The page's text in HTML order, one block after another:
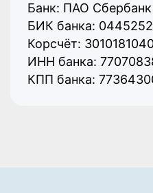
Банк: ПАО Сбербанк
БИК банка:
Корсчёт:
ИНН банка:
КПП банка: